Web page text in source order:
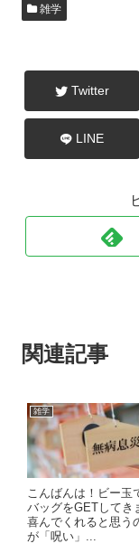
雑学
Twitter
LINE
関連記事
雑学
こんばんは！ビー玉
バッグをGETしてき
喜んでくれると思う
が「呪い」...